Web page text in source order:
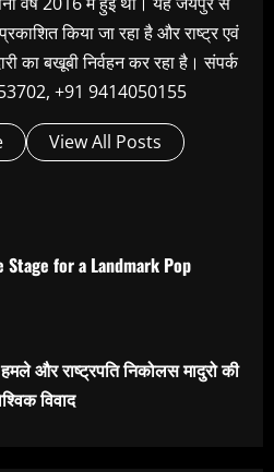
किया जा रहा है और राष्ट्र एवं
का बखूबी निर्वहन कर रहा है। संपर्क
+91 9414050155
View All Posts
for a Landmark Pop
और राष्ट्रपति निकोलस मादुरो की
विवाद